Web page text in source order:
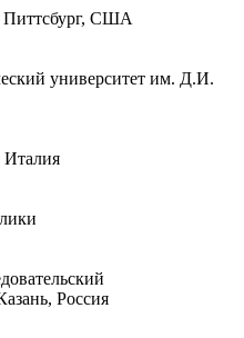
Питтсбург, США
университет им. Д.И.
Италия
Россия